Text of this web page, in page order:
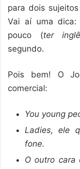
para dois
Vai aí uma
pouco (ter
segundo.
Pois bem! O
comercial:
You young
Ladies, ele
fone.
O outro cara